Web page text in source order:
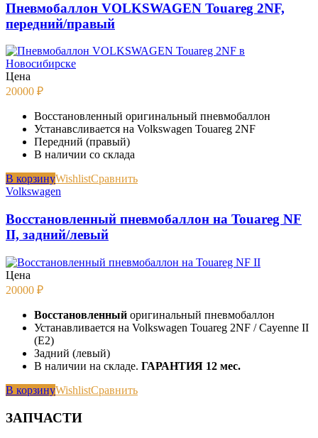
Пневмобаллон VOLKSWAGEN Touareg 2NF,
передний/правый
Цена
20000 ₽
Восстановленный оригинальный пневмобаллон
Устанавсливается на Volkswagen Touareg 2NF
Передний (правый)
В наличии со склада
В корзинуWishlistСравнить
Volkswagen
Восстановленный пневмобаллон на Touareg NF
II, задний/левый
Цена
20000 ₽
Восстановленный оригинальный пневмобаллон
Устанавливается на Volkswagen Touareg 2NF / Cayenne II
(E2)
Задний (левый)
В наличии на складе. ГАРАНТИЯ 12 мес.
В корзинуWishlistСравнить
ЗАПЧАСТИ